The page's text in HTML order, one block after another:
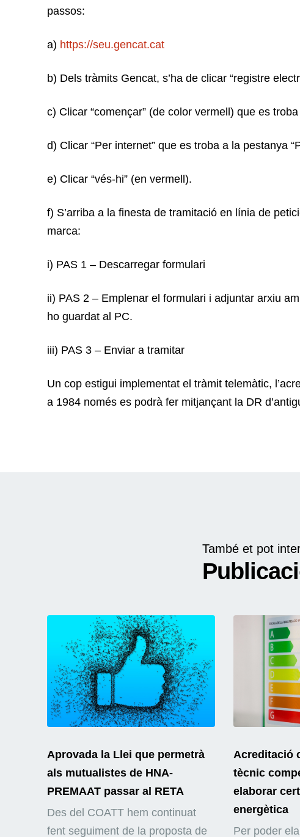
passos:
a) https://seu.gencat.cat
b) Dels tràmits Gencat, s’ha de clicar “registre
c) Clicar “començar” (de color vermell) que es
d) Clicar “Per internet” que es troba a la pestanya
e) Clicar “vés-hi” (en vermell).
f) S’arriba a la finesta de tramitació en línia de
marca:
i) PAS 1 – Descarregar formulari
ii) PAS 2 – Emplenar el formulari i adjuntar arxiu
ho guardat al PC.
iii) PAS 3 – Enviar a tramitar
Un cop estigui implementat el tràmit telemàtic,
a 1984 només es podrà fer mitjançant la DR
També et pot
Aprovada la Llei que permetrà
als mutualistes de HNA-
PREMAAT passar al RETA
Des del COATT hem continuat
fent seguiment de la proposta de
Acreditació
tècnic
elaborar
energètica
Per poder